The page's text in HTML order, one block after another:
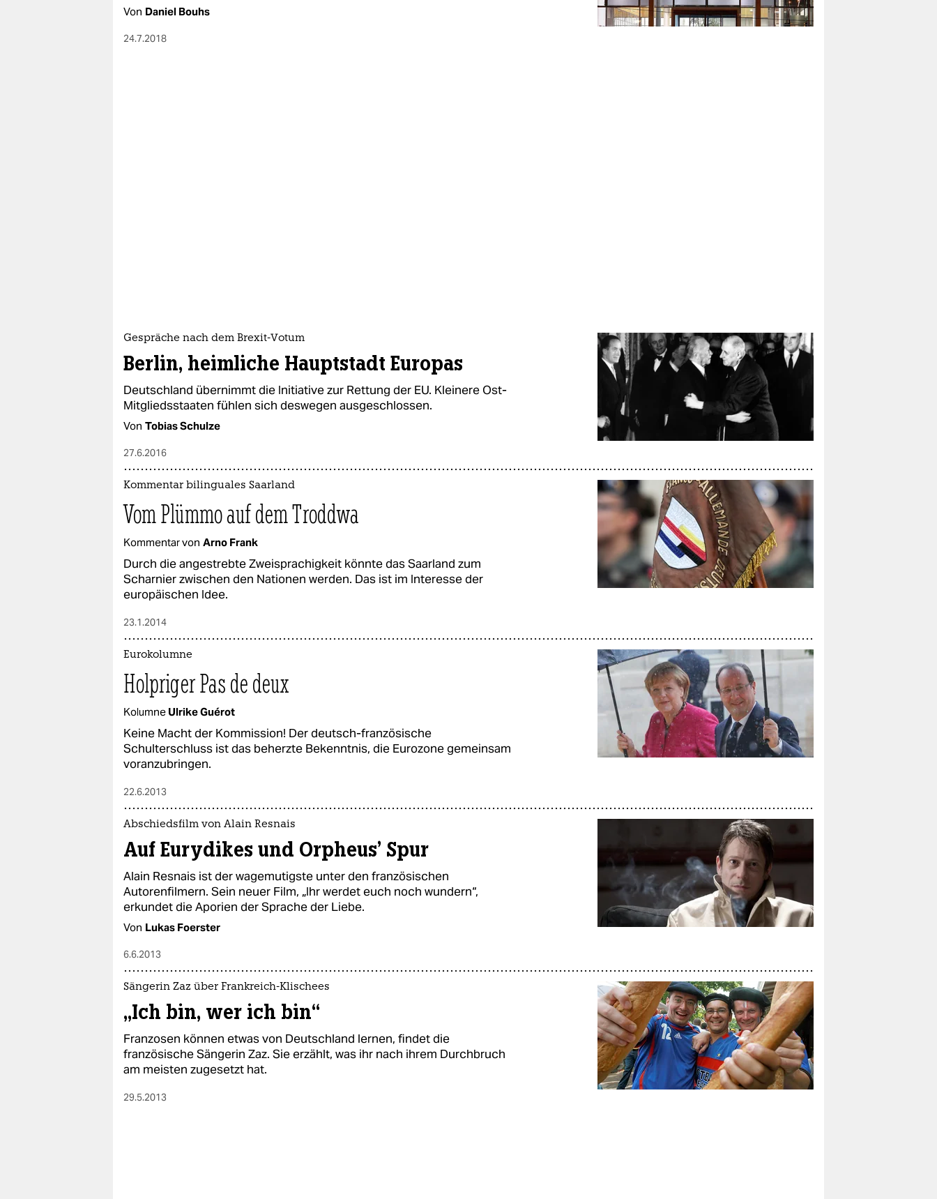
Von Daniel Bouhs
24.7.2018
Gespräche nach dem Brexit-Votum
Berlin, heimliche Hauptstadt Europas
Deutschland übernimmt die Initiative zur Rettung der EU. Kleinere Ost-
Mitgliedsstaaten fühlen sich deswegen ausgeschlossen.
Von Tobias Schulze
27.6.2016
Kommentar bilinguales Saarland
Vom Plümmo auf dem Troddwa
Kommentar von Arno Frank
Durch die angestrebte Zweisprachigkeit könnte das Saarland zum
Scharnier zwischen den Nationen werden. Das ist im Interesse der
europäischen Idee.
23.1.2014
Eurokolumne
Holpriger Pas de deux
Kolumne Ulrike Guérot
Keine Macht der Kommission! Der deutsch-französische
Schulterschluss ist das beherzte Bekenntnis, die Eurozone gemeinsam
voranzubringen.
22.6.2013
Abschiedsfilm von Alain Resnais
Auf Eurydikes und Orpheus’ Spur
Alain Resnais ist der wagemutigste unter den französischen
Autorenfilmern. Sein neuer Film, „Ihr werdet euch noch wundern“,
erkundet die Aporien der Sprache der Liebe.
Von Lukas Foerster
6.6.2013
Sängerin Zaz über Frankreich-Klischees
„Ich bin, wer ich bin“
Franzosen können etwas von Deutschland lernen, findet die
französische Sängerin Zaz. Sie erzählt, was ihr nach ihrem Durchbruch
am meisten zugesetzt hat.
29.5.2013